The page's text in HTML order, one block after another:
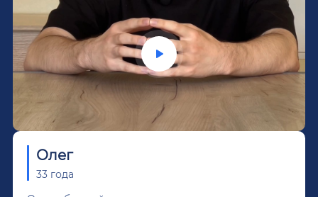
Олег
33 года